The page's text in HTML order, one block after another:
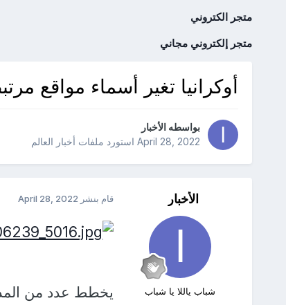
متجر الكتروني
متجر إلكتروني مجاني
أوكرانيا تغير أسماء مواقع
بواسطه الأخبار
April 28, 2022استورد ملفات أخبار العالم
الأخبار
شباب ياللا يا شباب
قام بنشر April 28, 2022
يخطط عدد من